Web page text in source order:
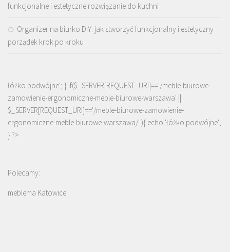
funkcjonalne i estetyczne rozwiązanie do kuchni
Organizer na biurko DIY: jak stworzyć funkcjonalny i estetyczny
porządek krok po kroku
łóżko podwójne'; } if($_SERVER[REQUEST_URI]=='/meble-biurowe-
zamowienie-ergonomiczne-meble-biurowe-warszawa' ||
$_SERVER[REQUEST_URI]=='/meble-biurowe-zamowienie-
ergonomiczne-meble-biurowe-warszawa/' ){ echo 'łóżko podwójne';
} ?>
Polecamy:
meblema Katowice